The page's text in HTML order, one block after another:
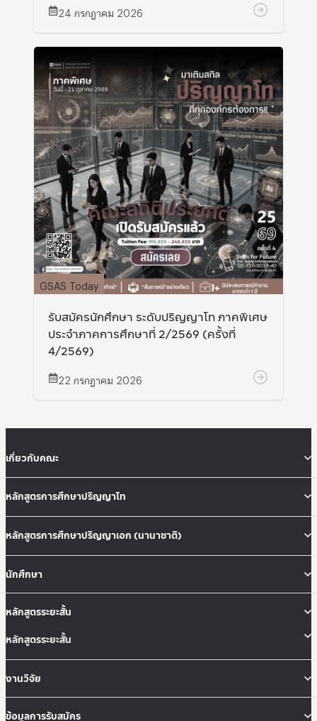
24 กรกฎาคม 2026
GSAS Today
รับสมัครนักศึกษา ระดับปริญญาโท ภาคพิเศษ
ประจำภาคการศึกษาที่ 2/2569 (ครั้งที่
4/2569)
22 กรกฎาคม 2026
เกี่ยวกับคณะ
หลักสูตรการศึกษาปริญญาโท
หลักสูตรการศึกษาปริญญาเอก (นานาชาติ)
นักศึกษา
หลักสูตรระยะสั้น
หลักสูตรระยะสั้น
งานวิจัย
ข้อมูลการรับสมัคร